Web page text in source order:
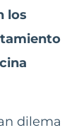
los
dilema